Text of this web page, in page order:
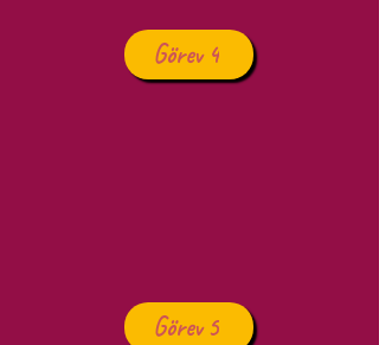
Görev 4
Görev 5